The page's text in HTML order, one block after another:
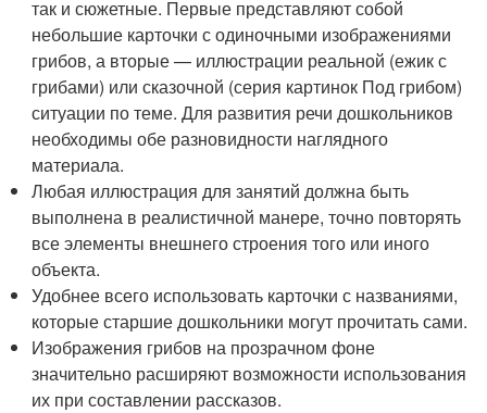
так и сюжетные. Первые представляют собой
небольшие карточки с одиночными изображениями
грибов, а вторые — иллюстрации реальной (ежик с
грибами) или сказочной (серия картинок Под грибом)
ситуации по теме. Для развития речи дошкольников
необходимы обе разновидности наглядного
материала.
Любая иллюстрация для занятий должна быть
выполнена в реалистичной манере, точно повторять
все элементы внешнего строения того или иного
объекта.
Удобнее всего использовать карточки с названиями,
которые старшие дошкольники могут прочитать сами.
Изображения грибов на прозрачном фоне
значительно расширяют возможности использования
их при составлении рассказов.